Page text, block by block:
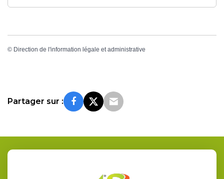
© Direction de l'information légale et administrative
Partager sur :